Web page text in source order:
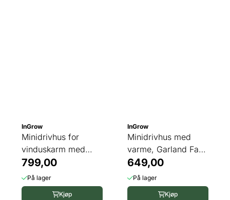
InGrow
Minidrivhus for
vinduskarm med
varme, Garland ...
799,00
På lager
Kjøp
InGrow
Minidrivhus med
varme, Garland Fab
4
649,00
På lager
Kjøp